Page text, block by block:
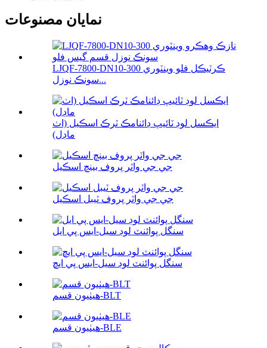
نمايان مصنوعات
LJQF-7800-DN10-300 ڪرٽيڪل فلو وينٽوري
سونڪ نوزل...
ايڪسل لوڊ ٽائيپ ڊائنامڪ ٽرڪ اسڪيل (اٺ
ماڊل)
جي جي واٽر پروف بينچ اسڪيل
جي جي واٽر پروف ٽيبل اسڪيل
سنگل پوائنٽ لوڊ سيل-ايس پي ايل
سنگل پوائنٽ لوڊ سيل-ايس پي ايڇ
هيٺيون قسم-BLT
هيٺيون قسم-BLE